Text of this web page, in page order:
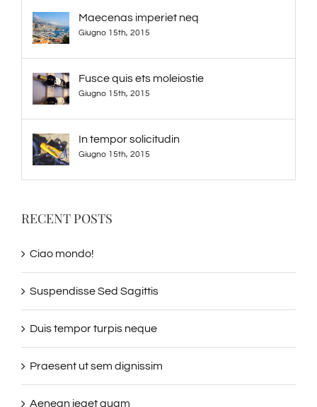
Maecenas imperiet neq
Giugno 15th, 2015
Fusce quis ets moleiostie
Giugno 15th, 2015
In tempor solicitudin
Giugno 15th, 2015
RECENT POSTS
Ciao mondo!
Suspendisse Sed Sagittis
Duis tempor turpis neque
Praesent ut sem dignissim
Aenean ieget quam